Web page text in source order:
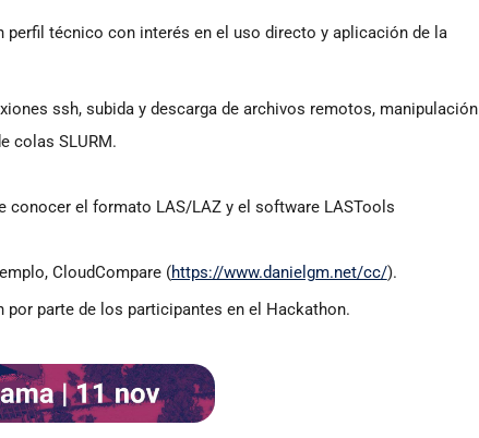
perfil técnico con interés en el uso directo y aplicación de la
ssh, subida y descarga de archivos remotos, manipulación
colas SLURM.
conocer el formato LAS/LAZ y el software LASTools
CloudCompare (https://www.danielgm.net/cc/).
parte de los participantes en el Hackathon.